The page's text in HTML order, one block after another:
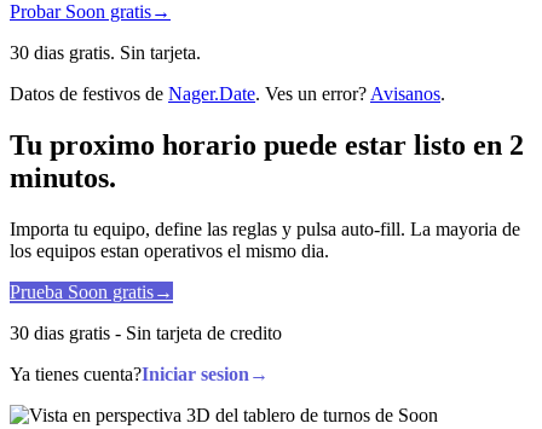
Probar Soon gratis→
30 dias gratis. Sin tarjeta.
Datos de festivos de Nager.Date. Ves un error? Avisanos.
Tu proximo horario puede estar listo en 2
minutos.
Importa tu equipo, define las reglas y pulsa auto-fill. La mayoria de
los equipos estan operativos el mismo dia.
Prueba Soon gratis→
30 dias gratis - Sin tarjeta de credito
Ya tienes cuenta?Iniciar sesion →